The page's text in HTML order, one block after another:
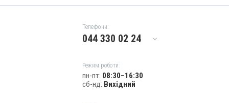
Телефони:
044 330 02 24
Режим роботи:
пн-пт: 08:30–16:30
сб-нд: Вихідний